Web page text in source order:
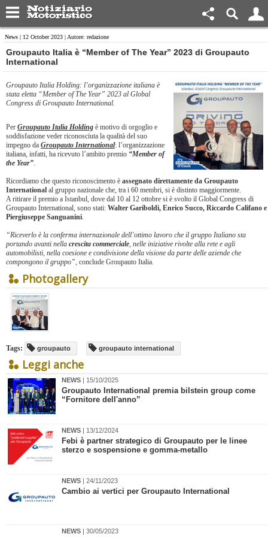
News | 12 October 2023 | Autore: redazione
​Groupauto Italia è “Member of The Year” 2023 di Groupauto
International
Groupauto Italia Holding: l’organizzazione italiana è
stata eletta “Member of The Year” 2023 al Global
Congress di Groupauto International.
Per Groupauto Italia Holding è motivo di orgoglio e
soddisfazione veder riconosciuta la qualità del suo
impegno da Groupauto International: l’organizzazione
italiana, infatti, ha ricevuto l’ambito premio “Member of
the Year”.
Ricordiamo che questo riconoscimento è assegnato direttamente da Groupauto
International al gruppo nazionale che, tra i 60 membri, si è distinto maggiormente.
A ritirare il premio a Istanbul, dove dal 10 al 12 ottobre si è svolto il Global Congress di
Groupauto International, sono stati: Walter Gariboldi, Enrico Succo, Riccardo Califano e
Piergiuseppe Sanguanini.
“Riceverlo è la conferma internazionale dell’ottimo lavoro che il gruppo Italiano sta
portando avanti nella crescita commerciale, nelle iniziative rivolte alla rete e agli
automobilisti, nella coesione e condivisione della visione da parte delle aziende che
compongono il gruppo”, conclude Groupauto Italia.
Photogallery
Tags: groupauto groupauto international
Leggi anche
NEWS | 15/10/2025
Groupauto International premia bilstein group come
“Fornitore dell'anno”
NEWS | 13/12/2024
Febi è partner strategico di Groupauto per le linee
sterzo e sospensione e gomma-metallo
NEWS | 24/11/2023
Cambio ai vertici per Groupauto International
NEWS | 30/05/2023